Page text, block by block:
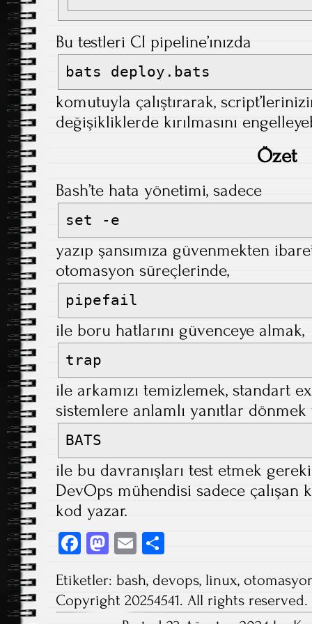
Bu testleri CI pipeline’ınızda
bats deploy.bats
komutuyla çalıştırarak,
değişikliklerde kırılmasını
Özet
Bash’te hata yönetimi, sadece
set -e
yazıp şansımıza güvenmekten
otomasyon süreçlerinde,
pipefail
ile boru hatlarını güvenceye almak,
trap
ile arkamızı temizlemek, standart
sistemlere anlamlı yanıtlar
BATS
ile bu davranışları test etmek
DevOps mühendisi sadece çalışan
kod yazar.
Fa
b
o
M
to
d
E
ail re
Etiketler: bash, devops, linux,
Copyright 20254541. All rights reserved.